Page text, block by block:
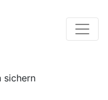
sichern